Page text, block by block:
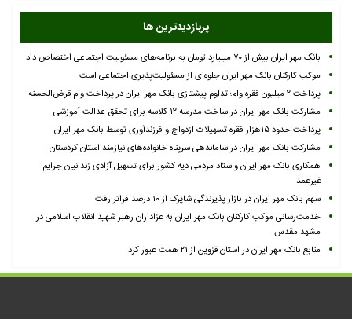
پربازدیدترین ها
بانک مهر ایران بیش از ۷۰ میلیارد تومان به برنامه‌های مسئولیت اجتماعی اختصاص داد
موکب کارکنان بانک مهر ایران جلوه‌ای از مسئولیت‌پذیری اجتماعی است
پرداخت ۲ میلیون فقره وام؛ تداوم پیشتازی بانک مهر ایران در پرداخت وام قرض‌الحسنه
مشارکت بانک مهر ایران در ساخت مدرسه ۱۲ کلاسه برای تحقق عدالت آموزشی
پرداخت حدود ۱۵هزار فقره تسهیلات ازدواج و فرزندآوری توسط بانک مهر ایران
مشارکت بانک مهر ایران در ساماندهی سرپناه خانواده‌های نیازمند استان کردستان
همکاری بانک مهر ایران و ستاد مردمی دیه کشور برای تسهیل آزادی زندانیان جرایم
غیرعمد
سهم بانک مهر ایران در بازار پذیرندگی شاپرک از ۱۰ درصد فراتر رفت
خدمت‌رسانی موکب کارکنان بانک مهر ایران به عزاداران رهبر شهید انقلاب اسلامی در
مشهد مقدس
منابع بانک مهر ایران در استان قزوین از ۲۱ همت عبور کرد